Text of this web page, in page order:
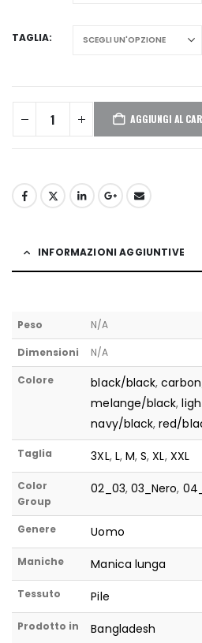
TAGLIA
AGGIUNGI AL
INFORMAZIONI AGGIUNTIVE
Peso N/A
Dimensioni N/A
Colore black/black,
melange/black,
navy/black,red/
Taglia 3XL, L, M,S,XL, XXL
Color
Group
02_03, 03_Nero,
Genere Uomo
Maniche Manica lunga
Tessuto Pile
Prodotto in Bangladesh